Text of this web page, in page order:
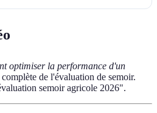
optimiser la performance d'un
de l'évaluation de semoir.
semoir agricole 2026".